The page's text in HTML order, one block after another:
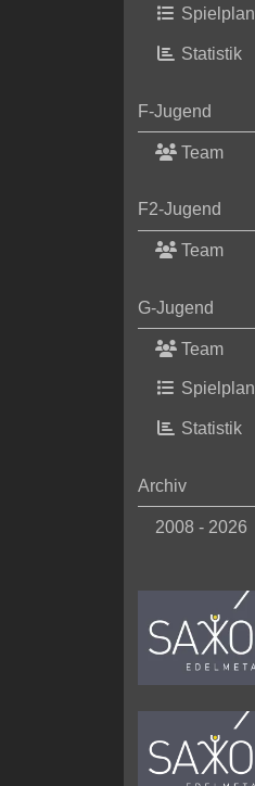
Spielplan
Statistik
F-Jugend
Team
F2-Jugend
Team
G-Jugend
Team
Spielplan
Statistik
Archiv
2008 - 2026